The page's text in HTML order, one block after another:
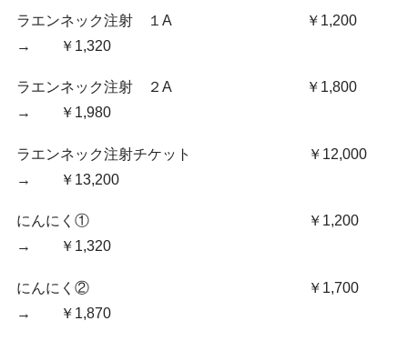
ラエンネック注射 １A ￥1,200
→ ￥1,320
ラエンネック注射 ２A ￥1,800
→ ￥1,980
ラエンネック注射チケット ￥12,000
→ ￥13,200
にんにく① ￥1,200
→ ￥1,320
にんにく② ￥1,700
→ ￥1,870